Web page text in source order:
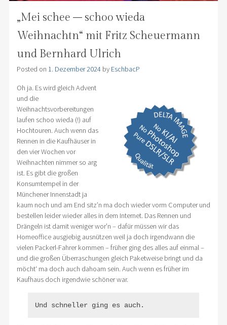
„Mei schee – schoo wieda
Weihnachtn“ mit Fritz Scheuermann
und Bernhard Ulrich
Posted on 1. Dezember 2024by EschbacP
Oh ja. Es wird gleich Advent
und die
Weihnachtsvorbereitungen
laufen schoo wieda (!) auf
Hochtouren. Auch wenn das
Rennen in die Kaufhäuser in
den vier Wochen vor
Weihnachten nimmer so arg
ist. Es gibt die großen
Konsumtempel in der
Münchener Innenstadt ja
kaum noch und am End sitz’n ma doch wieder vorm Computer und
bestellen leider wieder alles in dem Internet. Das Rennen und
Drängeln ist damit weniger wor’n – dafür müssen wir das
Homeoffice ausgiebig ausnützen weil ja doch irgendwann die
vielen Packerl-Fahrer kommen – früher ging des alles auf einmal –
und die großen Überraschungen gleich Paketweise bringt und da
möcht‘ ma doch auch dahoam sein. Auch wenn es früher im
Kaufhaus doch irgendwie schöner war.
Und schneller ging es auch.